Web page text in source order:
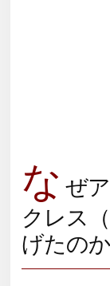
な ぜ
クレス
げたのか